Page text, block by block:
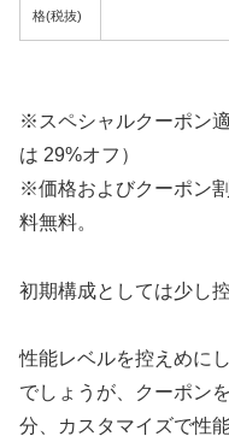
格(税抜)
※スペシャルクーポン
は 29%オフ）
※価格およびクーポン
料無料。
初期構成としては少し
性能レベルを控えめに
でしょうが、クーポン
分、カスタマイズで性